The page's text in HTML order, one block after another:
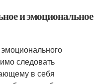
и эмоциональное
следовать
в себя